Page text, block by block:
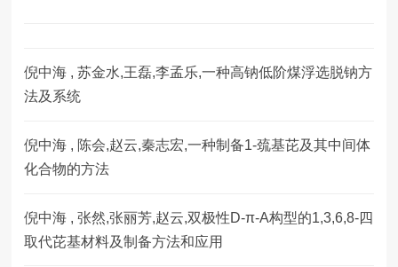
倪中海 , 苏金水,王磊,李孟乐,一种高钠低阶煤浮选脱钠方
法及系统
倪中海 , 陈会,赵云,秦志宏,一种制备1-巯基芘及其中间体
化合物的方法
倪中海 , 张然,张丽芳,赵云,双极性D-π-A构型的1,3,6,8-四
取代芘基材料及制备方法和应用